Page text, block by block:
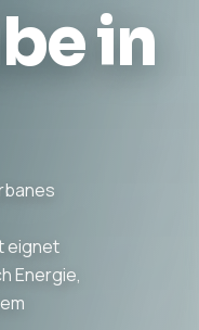
in
eignet
Energie,